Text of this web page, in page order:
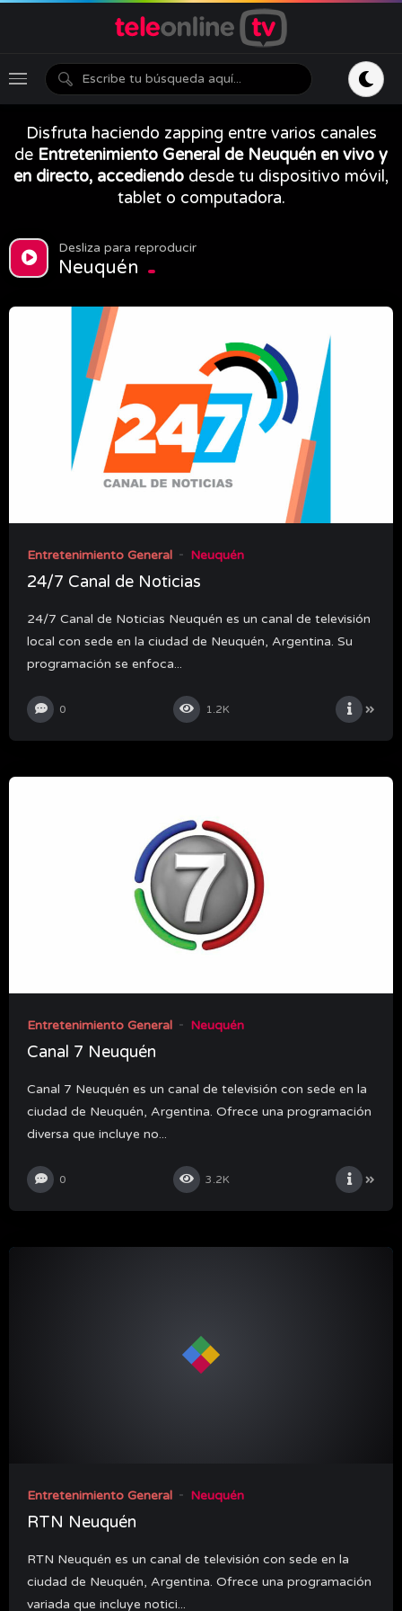
Disfruta haciendo zapping entre varios canales
de Entretenimiento General de Neuquén en vivo y
en directo, accediendo desde tu dispositivo móvil,
tablet o computadora.
Desliza para reproducir
Neuquén
Entretenimiento General Neuquén
24/7 Canal de Noticias
24/7 Canal de Noticias Neuquén es un canal de televisión
local con sede en la ciudad de Neuquén, Argentina. Su
programación se enfoca...
0 1.2K
Entretenimiento General Neuquén
Canal 7 Neuquén
Canal 7 Neuquén es un canal de televisión con sede en la
ciudad de Neuquén, Argentina. Ofrece una programación
diversa que incluye no...
0 3.2K
Entretenimiento General Neuquén
RTN Neuquén
RTN Neuquén es un canal de televisión con sede en la
ciudad de Neuquén, Argentina. Ofrece una programación
variada que incluye notici...